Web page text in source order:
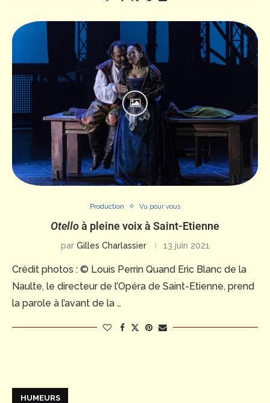
Production Vu pour vous
Otelloà pleine voix à Saint-Etienne
par Gilles Charlassier 13 juin 2021
Crédit photos : © Louis Perrin Quand Eric Blanc de la
Naulte, le directeur de l’Opéra de Saint-Etienne, prend
la parole à l’avant de la …
HUMEURS